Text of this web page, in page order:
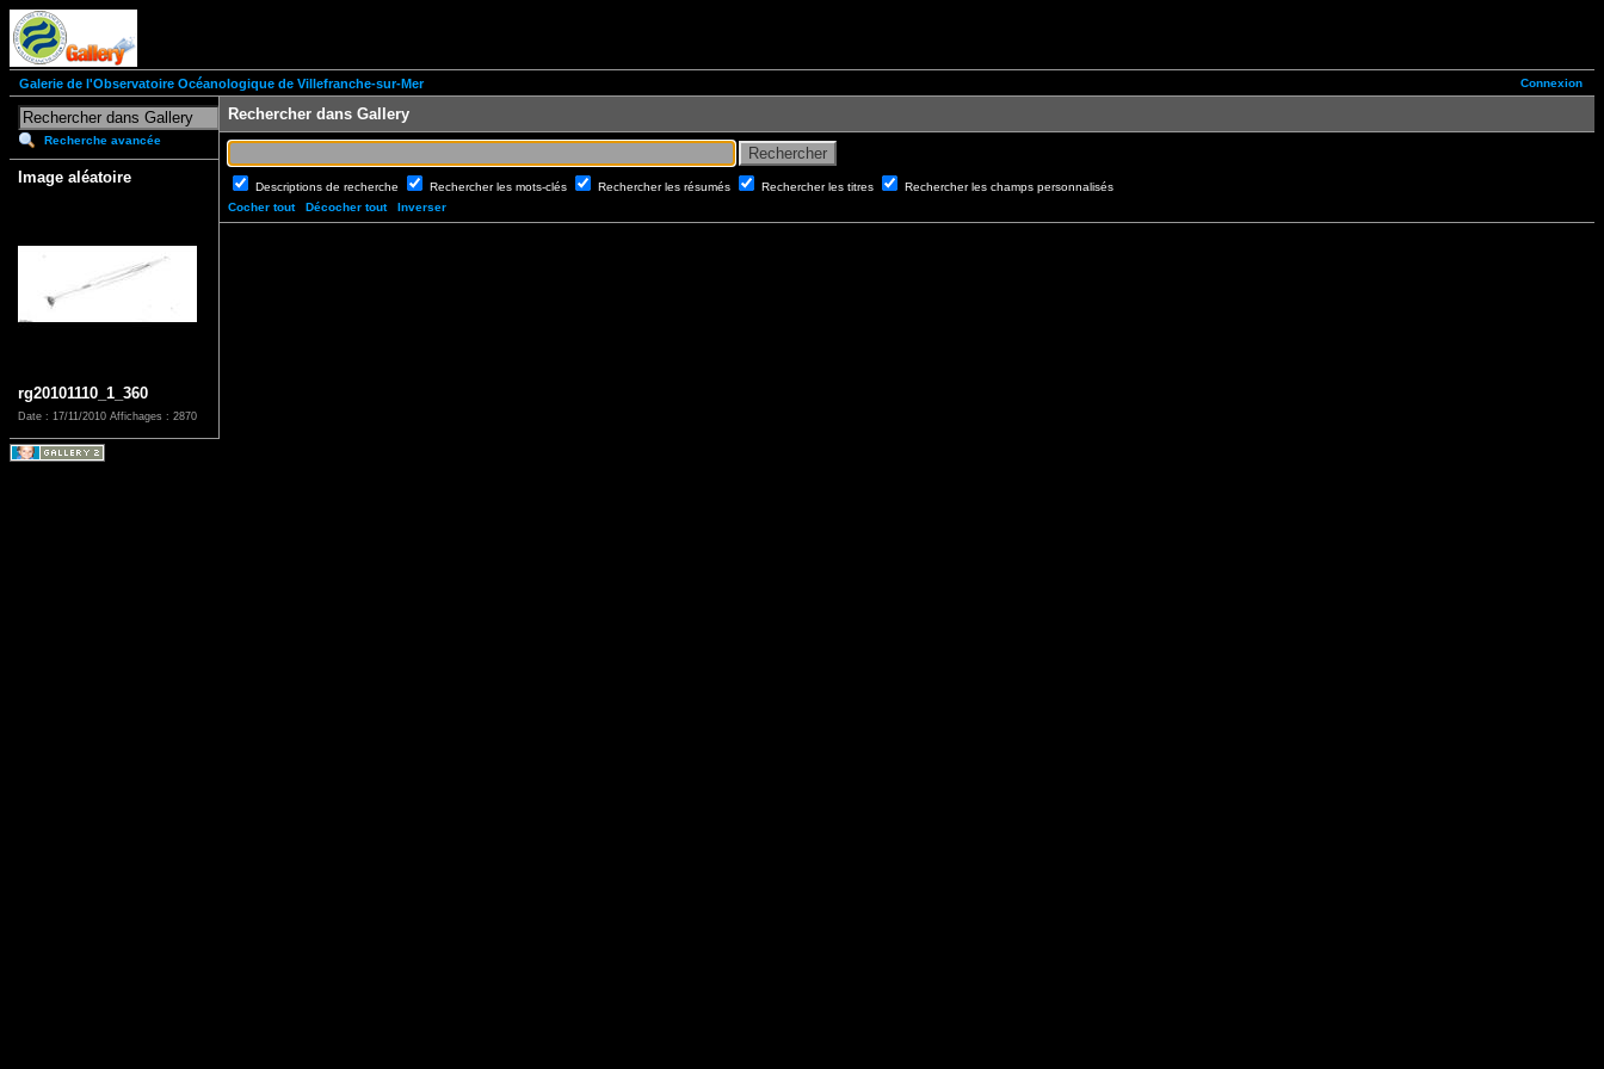
Connexion
Galerie de l'Observatoire Océanologique de Villefranche-sur-Mer
Recherche avancée
Image aléatoire
rg20101110_1_360
Date : 17/11/2010 Affichages : 2870
Rechercher dans Gallery
Descriptions de recherche Rechercher les mots-clés Rechercher les résumés Rechercher les titres
Rechercher les champs personnalisés
Cocher tout
Décocher tout Inverser